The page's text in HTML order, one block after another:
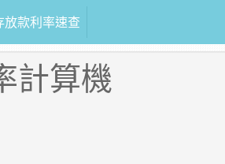
放款利率速查
計算機